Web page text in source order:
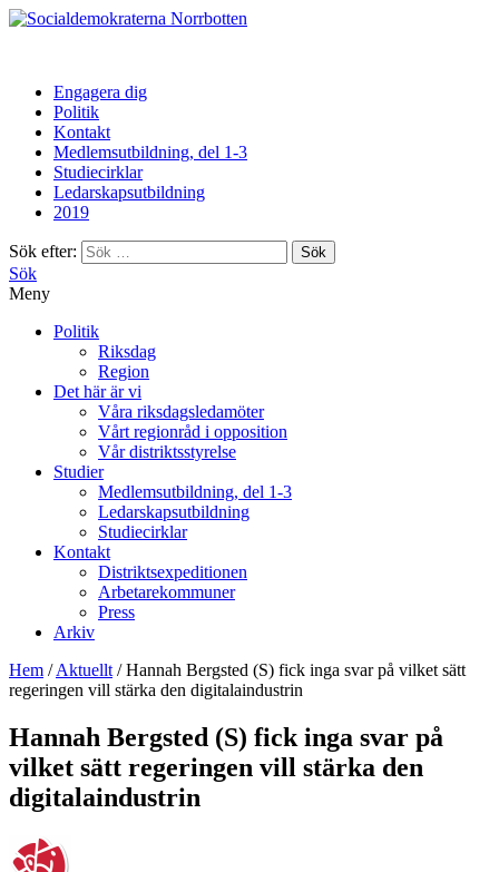
Norrbotten
Engagera dig
Politik
Kontakt
Medlemsutbildning, del 1-3
Studiecirklar
Ledarskapsutbildning
2019
Sök efter:
Sök
Meny
Politik
Riksdag
Region
Det här är vi
Våra riksdagsledamöter
Vårt regionråd i opposition
Vår distriktsstyrelse
Studier
Medlemsutbildning, del 1-3
Ledarskapsutbildning
Studiecirklar
Kontakt
Distriktsexpeditionen
Arbetarekommuner
Press
Arkiv
Hem /Aktuellt /Hannah Bergsted (S) fick inga svar på vilket sätt
regeringen vill stärka den digitalaindustrin
Hannah Bergsted (S) fick inga svar på
vilket sätt regeringen vill stärka den
digitalaindustrin